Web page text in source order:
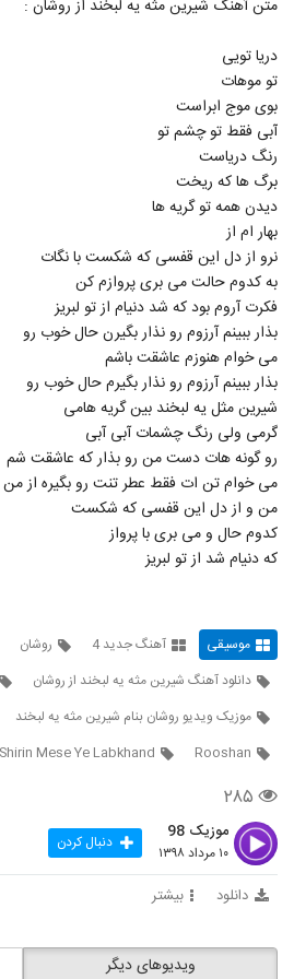
5233
5234
5235
5236 (ورژن گیتار)
۳۰۰ بازدید
5237
Halaj Parishan
5238
آهنگ ابوذر ماندگار
۲۸۱ بازدید
5239
دانلود آهنگ جدید
صادق آتشی
5242
سینا نظافت
5243
موزیک زیبای
۲۴۳ بازدید
متن آهنگ شیرین مثه یه لبخند از روشان :
دریا تویی
تو موهات
بوی موج ابراست
آبی فقط تو چشم تو
رنگ دریاست
برگ ها که ریخت
دیدن همه تو گریه ها
بهار ام از
نرو از دل این قفسی که شکست با نگات
به کدوم حالت می بری پروازم کن
فکرت آروم بود که شد دنیام از تو لبریز
بذار ببینم آرزوم رو نذار بگیرن حال خوب رو
می خوام هنوزم عاشقت باشم
بذار ببینم آرزوم رو نذار بگیرم حال خوب رو
شیرین مثل یه لبخند بین گریه هامی
گرمی ولی رنگ چشمات آبی آبی
رو گونه هات دست من رو بذار که عاشقت شم
می خوام تن ات فقط عطر تنت رو بگیره از من
من و از دل این قفسی که شکست
کدوم حال و می بری با پرواز
که دنیام شد از تو لبریز
موسیقی آهنگ جدید 4
روشان
دانلود آهنگ شیرین مثه یه لبخند از روشان
موزیک ویدیو روشان بنام شیرین مثه یه لبخند
Rooshan
Mese Ye Labkhand
۲۸۵
موزیک 98
۱۰ مرداد ۱۳۹۸ دنبال کردن
دانلود بیشتر
ویدیوهای دیگر